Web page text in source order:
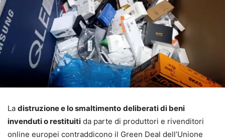
La distruzione e lo smaltimento deliberati di beni
invenduti o restituiti da parte di produttori e rivenditori
online europei contraddicono il Green Deal dell’Unione